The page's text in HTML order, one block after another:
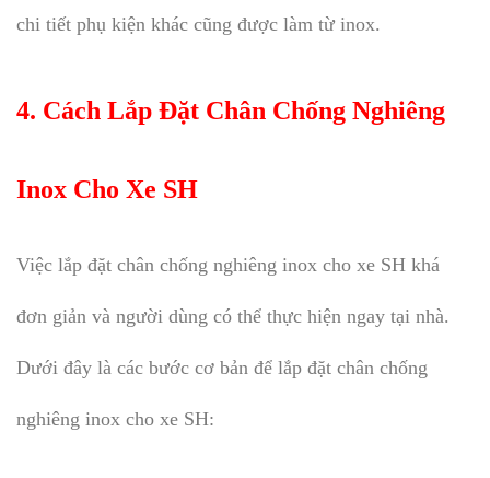
chi tiết phụ kiện khác cũng được làm từ inox.
4. Cách Lắp Đặt Chân Chống Nghiêng
Inox Cho Xe SH
Việc lắp đặt chân chống nghiêng inox cho xe SH khá
đơn giản và người dùng có thể thực hiện ngay tại nhà.
Dưới đây là các bước cơ bản để lắp đặt chân chống
nghiêng inox cho xe SH: